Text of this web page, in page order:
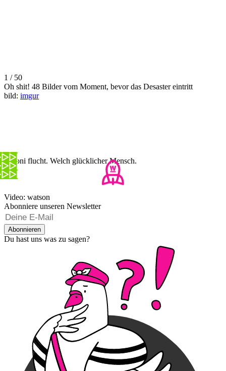
1 / 50
Oh shit! 48 Bilder vom Moment, bevor das Desaster eintritt
bild: imgur
Baroni flucht. Welch glücklicher Mensch.
Video: watson
Abonniere unseren Newsletter
Abonnieren
Du hast uns was zu sagen?